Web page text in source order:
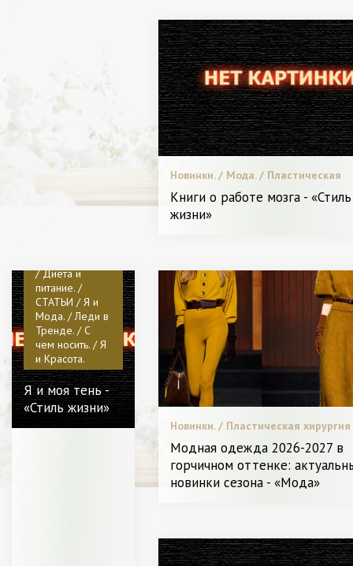
Новинки. / Мода. / Пластическая
хирургия / Видео. / Звездный
Леди в Тренде. / Битва стилистов.
Диета и питание. / Я и Красота.
Книги о работе мозга - «Стиль
жизни»
Мода. /
Звездный
Пластическая
/ Диета и
питание. /
СТАТЬИ / Я и
Мода. / Леди в
Тренде. / С
чем носить. / Я
и Красота.
Я и моя тень -
«Стиль жизни»
Новинки. / Пластическая
Диета и питание. / Модные
Мода. / Я Женщина - Разное
Модная одежда 2026-2027 в
горчичном оттенке:
новинки сезона - «Мода»